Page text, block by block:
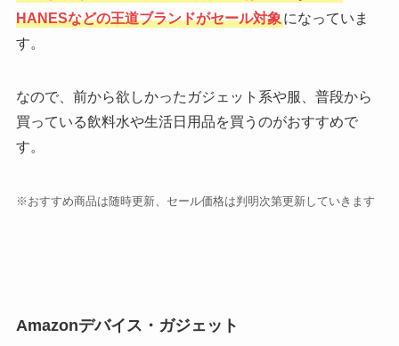
HANESなどの王道ブランドがセール対象になっていま
す。
なので、前から欲しかったガジェット系や服、普段から
買っている飲料水や生活日用品を買うのがおすすめで
す。
※おすすめ商品は随時更新、セール価格は判明次第更新していきます
Amazonデバイス・ガジェット